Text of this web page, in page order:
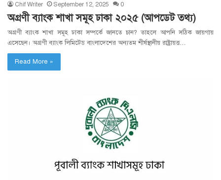
Chif Writer September 12, 2025 0
অগ্রণী ব্যাংক শাখা সমূহ ঢাকা ২০২৫ (আপডেট তথ্য)
অগ্রণী ব্যাংক শাখা সমূহ ঢাকা সম্পর্কে জানতে চান? তাহলে আপনি সঠিক জায়গায়
এসেছেন। অগ্রণী ব্যাংক লিমিটেড বাংলাদেশের অন্যতম শীর্ষস্থানীয় রাষ্ট্রায়ত্ত…
Read More »